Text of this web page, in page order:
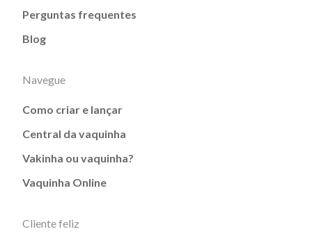
Perguntas frequentes
Blog
Navegue
Como criar e lançar
Central da vaquinha
Vakinha ou vaquinha?
Vaquinha Online
Cliente feliz